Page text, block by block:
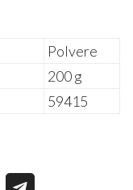
Polvere
200 g
59415